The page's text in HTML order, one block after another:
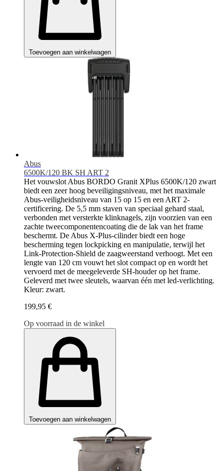
Toevoegen aan winkelwagen
Abus
6500K/120 BK SH ART 2
Het vouwslot Abus BORDO Granit XPlus 6500K/120 zwart
biedt een zeer hoog beveiligingsniveau, met het maximale
Abus-veiligheidsniveau van 15 op 15 en een ART 2-
certificering. De 5,5 mm staven van speciaal gehard staal,
verbonden met versterkte klinknagels, zijn voorzien van een
zachte tweecomponentencoating die de lak van het frame
beschermt. De Abus X-Plus-cilinder biedt een hoge
bescherming tegen lockpicking en manipulatie, terwijl het
Link-Protection-Shield de zaagweerstand verhoogt. Met een
lengte van 120 cm vouwt het slot compact op en wordt het
vervoerd met de meegeleverde SH-houder op het frame.
Geleverd met twee sleutels, waarvan één met led-verlichting.
Kleur: zwart.
199,95 €
Op voorraad in de winkel
Toevoegen aan winkelwagen